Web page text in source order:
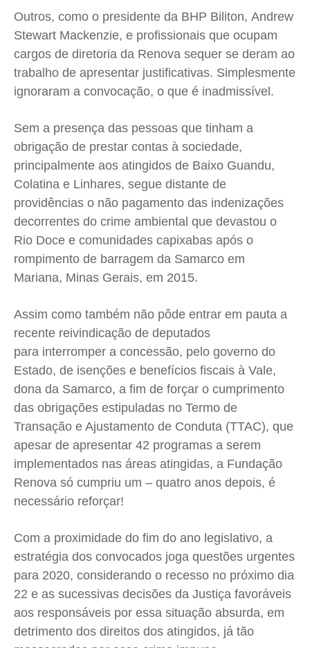
Termos de Uso
Termos de Uso
Termos de Uso
Termos de Uso
Outros, como o presidente da BHP Biliton, Andrew
Stewart Mackenzie, e profissionais que ocupam
cargos de diretoria da Renova sequer se deram ao
trabalho de apresentar justificativas. Simplesmente
ignoraram a convocação, o que é inadmissível.
Sem a presença das pessoas que tinham a
obrigação de prestar contas à sociedade,
principalmente aos atingidos de Baixo Guandu,
Colatina e Linhares, segue distante de
providências o não pagamento das indenizações
decorrentes do crime ambiental que devastou o
Rio Doce e comunidades capixabas após o
rompimento de barragem da Samarco em
Mariana, Minas Gerais, em 2015.
Assim como também não pôde entrar em pauta a
recente reivindicação de deputados
para interromper a concessão, pelo governo do
Estado, de isenções e benefícios fiscais à Vale,
dona da Samarco, a fim de forçar o cumprimento
das obrigações estipuladas no Termo de
Transação e Ajustamento de Conduta (TTAC), que
apesar de apresentar 42 programas a serem
implementados nas áreas atingidas, a Fundação
Renova só cumpriu um – quatro anos depois, é
necessário reforçar!
Com a proximidade do fim do ano legislativo, a
estratégia dos convocados joga questões urgentes
para 2020, considerando o recesso no próximo dia
22 e as sucessivas decisões da Justiça favoráveis
aos responsáveis por essa situação absurda, em
detrimento dos direitos dos atingidos, já tão